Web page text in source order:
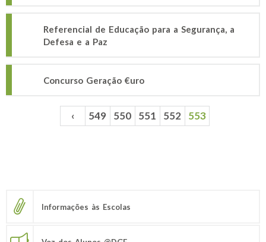
Referencial de Educação para a Segurança, a
Defesa e a Paz
Concurso Geração €uro
‹ 549 550 551 552 553
Informações às Escolas